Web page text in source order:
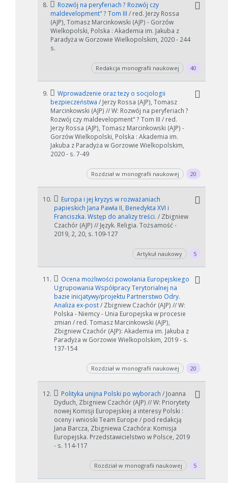
8.
Rozwój na peryferiach ? Rozwój czy
maldevelopment" ? Tom III / red. Jerzy Rossa
(AJP), Tomasz Marcinkowski (AJP) - Gorzów
Wielkopolski, Polska : Akademia im. Jakuba z
Paradyża w Gorzowie Wielkopolskim, 2020 - 244
s.
Redakcja monografii naukowej 40
9.
Wprowadzenie oraz tezy o socjologii
bezpieczeństwa / Jerzy Rossa (AJP), Tomasz
Marcinkowski (AJP) // W: Rozwój na peryferiach ?
Rozwój czy maldevelopment" ? Tom III / red.
Jerzy Rossa (AJP), Tomasz Marcinkowski (AJP) -
Gorzów Wielkopolski, Polska : Akademia im.
Jakuba z Paradyża w Gorzowie Wielkopolskim,
2020 - s. 7-49
Rozdział w monografii naukowej 20
10.
Europa i jej kryzys w rozważaniach
papieskich Jana Pawła II, Benedykta XVI i
Franciszka. Wstęp do analizy treści. / Zbigniew
Czachór (AJP) // Język. Religia. Tożsamość -
2019, 2, 20, s. 109-127
Artykuł naukowy 5
11.
Ocena możliwości powołania Europejskiego
Ugrupowania Współpracy Terytorialnej na
bazie inicjatywy/projektu Partnerstwo Odry.
Analiza ex-post/ Zbigniew Czachór (AJP) // W:
Polska - Niemcy - Unia Europejska w procesie
zmian / red. Tomasz Marcinkowski (AJP),
Zbigniew Czachór (AJP): Akademia im. Jakuba z
Paradyża w Gorzowie Wielkopolskim, 2019 - s.
137-154
Rozdział w monografii naukowej 20
12. Polityka unijna Polski po wyborach / Joanna
Dyduch, Zbigniew Czachór (AJP) // W: Priorytety
nowej Komisji Europejskiej a interesy Polski :
oceny i wnioski Team Europe / pod redakcją
Jana Barcza, Zbigniewa Czachóra: Komisja
Europejska. Przedstawicielstwo w Polsce, 2019
- s. 114-117
Rozdział w monografii naukowej 5